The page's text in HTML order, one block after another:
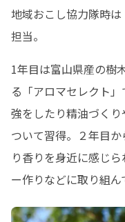
地域おこし協力隊時は
担当。
1年目は富山県産の樹
る「アロマセレクト
強をしたり精油づく
ついて習得。２年目
り香りを身近に感じ
ー作りなどに取り組ん